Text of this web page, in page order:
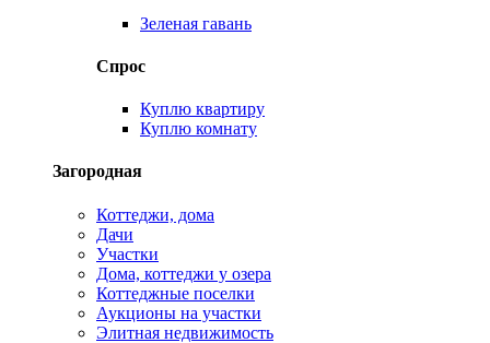
Зеленая гавань
Спрос
Куплю квартиру
Куплю комнату
Загородная
Коттеджи, дома
Дачи
Участки
Дома, коттеджи у озера
Коттеджные поселки
Аукционы на участки
Элитная недвижимость